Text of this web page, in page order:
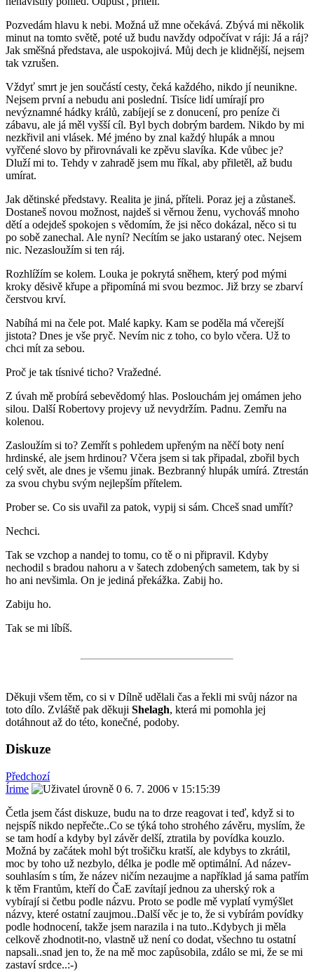
Pozvedám hlavu k nebi. Možná už mne očekává. Zbývá mi několik
minut na tomto světě, poté už budu navždy odpočívat v ráji: Já a ráj?
Jak směšná představa, ale uspokojivá. Můj dech je klidnější, nejsem
tak vzrušen.
Vždyť smrt je jen součástí cesty, čeká každého, nikdo jí neunikne.
Nejsem první a nebudu ani poslední. Tisíce lidí umírají pro
nevýznamné hádky králů, zabíjejí se z donucení, pro peníze či
zábavu, ale já měl vyšší cíl. Byl bych dobrým bardem. Nikdo by mi
nezkřivil ani vlásek. Mé jméno by znal každý hlupák a mnou
vyřčené slovo by přirovnávali ke zpěvu slavíka. Kde vůbec je?
Dluží mi to. Tehdy v zahradě jsem mu říkal, aby přiletěl, až budu
umírat.
Jak dětinské představy. Realita je jiná, příteli. Poraz jej a zůstaneš.
Dostaneš novou možnost, najdeš si věrnou ženu, vychováš mnoho
dětí a odejdeš spokojen s vědomím, že jsi něco dokázal, něco si tu
po sobě zanechal. Ale nyní? Necítím se jako ustaraný otec. Nejsem
nic. Nezasloužím si ten ráj.
Rozhlížím se kolem. Louka je pokrytá sněhem, který pod mými
kroky děsivě křupe a připomíná mi svou bezmoc. Již brzy se zbarví
čerstvou krví.
Nabíhá mi na čele pot. Malé kapky. Kam se poděla má včerejší
jistota? Dnes je vše pryč. Nevím nic z toho, co bylo včera. Už to
chci mít za sebou.
Proč je tak tísnivé ticho? Vražedné.
Z úvah mě probírá sebevědomý hlas. Poslouchám jej omámen jeho
silou. Další Robertovy projevy už nevydržím. Padnu. Zemřu na
kolenou.
Zasloužím si to? Zemřít s pohledem upřeným na něčí boty není
hrdinské, ale jsem hrdinou? Včera jsem si tak připadal, zbořil bych
celý svět, ale dnes je všemu jinak. Bezbranný hlupák umírá. Ztrestán
za svou chybu svým nejlepším přítelem.
Prober se. Co sis uvařil za patok, vypij si sám. Chceš snad umřít?
Nechci.
Tak se vzchop a nandej to tomu, co tě o ni připravil. Kdyby
nechodil s bradou nahoru a v šatech zdobených sametem, tak by si
ho ani nevšimla. On je jediná překážka. Zabij ho.
Zabiju ho.
Tak se mi líbíš.
Děkuji všem těm, co si v Dílně udělali čas a řekli mi svůj názor na
toto dílo. Zvláště pak děkuji Shelagh, která mi pomohla jej
dotáhnout až do této, konečné, podoby.
Diskuze
Předchozí
Írime
6. 7. 2006 v 15:15:39
Četla jsem část diskuze, budu na to drze reagovat i teď, když si to
nejspíš nikdo nepřečte..Co se týká toho strohého závěru, myslím, že
se tam hodí a kdyby byl závěr delší, ztratila by povídka kouzlo.
Možná by začátek mohl být trošičku kratší, ale kdybys to zkrátil,
moc by toho už nezbylo, délka je podle mě optimální. Ad název-
souhlasím s tím, že název ničím nezaujme a například já sama patřím
k těm Frantům, kteří do ČaE zavítají jednou za uherský rok a
vybírají si četbu podle názvu. Proto se podle mě vyplatí vymýšlet
názvy, které ostatní zaujmou..Další věc je to, že si vybírám povídky
podle hodnocení, takže jsem narazila i na tuto..Kdybych ji měla
celkově zhodnotit-no, vlastně už není co dodat, všechno tu ostatní
napsali..snad jen to, že na mě moc zapůsobila, zdálo se mi, že se mi
zastaví srdce..:-)